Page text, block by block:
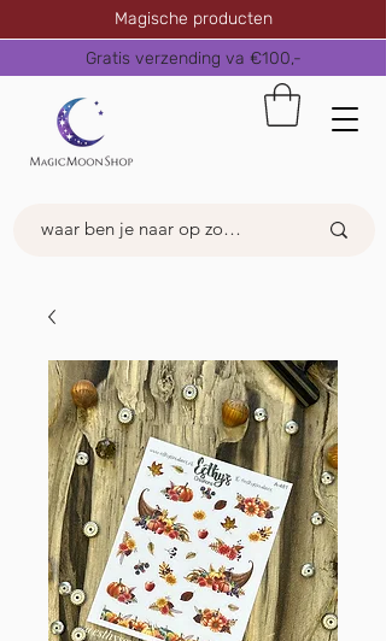
Magische producten
Gratis verzending va €100,-